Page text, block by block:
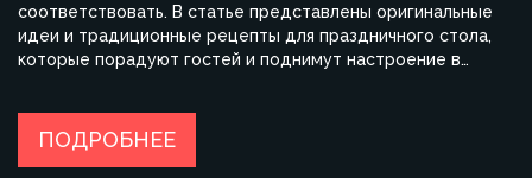
соответствовать. В статье представлены оригинальные
идеи и традиционные рецепты для праздничного стола,
которые порадуют гостей и поднимут настроение в
кулинарную мастерскую у себя на кухне. Погрузитесь в
мир восточной символики и вдохновляйтесь магией
ПОДРОБНЕЕ